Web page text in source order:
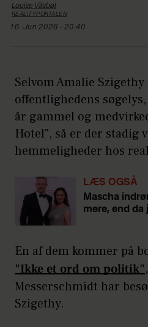
Louise Vilsbøl
REALITYPORTALEN
16. Jun 2026 - 20:40
Selvom Amalie
offentlighedens
år gammel og
Hotel", så er der stadig
hemmeligheder hos
LÆS OGSÅ
Mascha
mere, end da
En af dem kommer på
"Ikke et ord om politik"
Messerschmidt har
Szigethy.